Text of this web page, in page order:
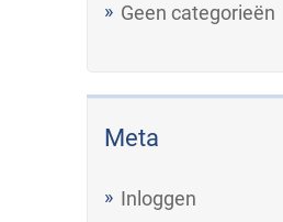
Geen categorieën
Meta
Inloggen